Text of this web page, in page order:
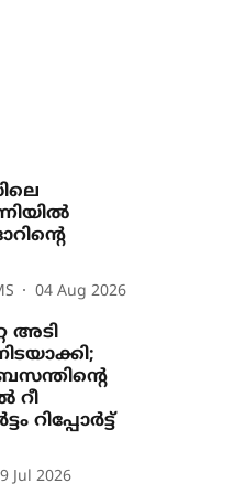
04 Aug 2026
അടി
റീ
റിപ്പോർട്ട്
Jul 2026